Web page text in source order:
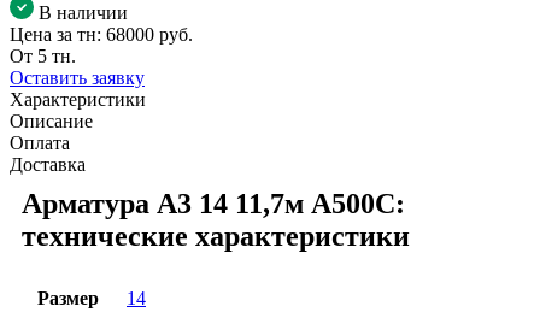
В наличии
Цена за тн: 68000 руб.
От 5 тн.
Оставить заявку
Характеристики
Описание
Оплата
Доставка
Арматура А3 14 11,7м А500С:
технические характеристики
Размер 14